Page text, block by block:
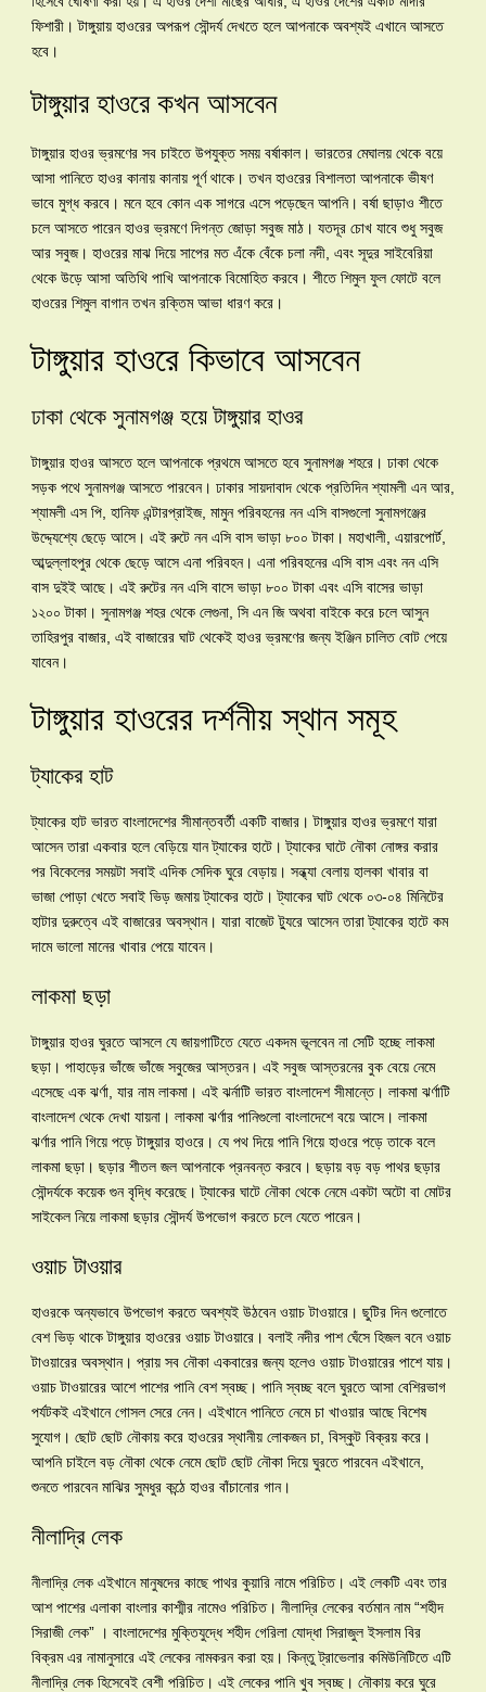
ফিশারী। টাঙ্গুয়ায় হাওরের অপরূপ সৌন্দর্য দেখতে হলে আপনাকে অবশ্যই এখানে আসতে
হবে।
টাঙ্গুয়ার হাওরে কখন আসবেন
টাঙ্গুয়ার হাওর ভ্রমণের সব চাইতে উপযুক্ত সময় বর্ষাকাল। ভারতের মেঘালয় থেকে বয়ে
আসা পানিতে হাওর কানায় কানায় পূর্ণ থাকে। তখন হাওরের বিশালতা আপনাকে ভীষণ
ভাবে মুগ্ধ করবে। মনে হবে কোন এক সাগরে এসে পড়েছেন আপনি। বর্ষা ছাড়াও শীতে
চলে আসতে পারেন হাওর ভ্রমণে দিগন্ত জোড়া সবুজ মাঠ। যতদূর চোখ যাবে শুধু সবুজ
আর সবুজ। হাওরের মাঝ দিয়ে সাপের মত এঁকে বেঁকে চলা নদী, এবং সূদুর সাইবেরিয়া
থেকে উড়ে আসা অতিথি পাখি আপনাকে বিমোহিত করবে। শীতে শিমুল ফুল ফোটে বলে
হাওরের শিমুল বাগান তখন রক্তিম আভা ধারণ করে।
টাঙ্গুয়ার হাওরে কিভাবে আসবেন
ঢাকা থেকে সুনামগঞ্জ হয়ে টাঙ্গুয়ার হাওর
টাঙ্গুয়ার হাওর আসতে হলে আপনাকে প্রথমে আসতে হবে সুনামগঞ্জ শহরে। ঢাকা থেকে
সড়ক পথে সুনামগঞ্জ আসতে পারবেন। ঢাকার সায়দাবাদ থেকে প্রতিদিন শ্যামলী এন আর,
শ্যামলী এস পি, হানিফ এন্টারপ্রাইজ, মামুন পরিবহনের নন এসি বাসগুলো সুনামগঞ্জের
উদ্দ্যেশ্যে ছেড়ে আসে। এই রুটে নন এসি বাস ভাড়া ৮০০ টাকা। মহাখালী, এয়ারপোর্ট,
আব্দুল্লাহপুর থেকে ছেড়ে আসে এনা পরিবহন। এনা পরিবহনের এসি বাস এবং নন এসি
বাস দুইই আছে। এই রুটের নন এসি বাসে ভাড়া ৮০০ টাকা এবং এসি বাসের ভাড়া
১২০০ টাকা। সুনামগঞ্জ শহর থেকে লেগুনা, সি এন জি অথবা বাইকে করে চলে আসুন
তাহিরপুর বাজার, এই বাজারের ঘাট থেকেই হাওর ভ্রমণের জন্য ইঞ্জিন চালিত বোট পেয়ে
যাবেন।
টাঙ্গুয়ার হাওরের দর্শনীয় স্থান সমূহ
ট্যাকের হাট
ট্যাকের হাট ভারত বাংলাদেশের সীমান্তবর্তী একটি বাজার। টাঙ্গুয়ার হাওর ভ্রমণে যারা
আসেন তারা একবার হলে বেড়িয়ে যান ট্যাকের হাটে। ট্যাকের ঘাটে নৌকা নোঙ্গর করার
পর বিকেলের সময়টা সবাই এদিক সেদিক ঘুরে বেড়ায়। সন্ধ্যা বেলায় হালকা খাবার বা
ভাজা পোড়া খেতে সবাই ভিড় জমায় ট্যাকের হাটে। ট্যাকের ঘাট থেকে ০৩-০৪ মিনিটের
হাটার দুরুত্বে এই বাজারের অবস্থান। যারা বাজেট ট্যুরে আসেন তারা ট্যাকের হাটে কম
দামে ভালো মানের খাবার পেয়ে যাবেন।
লাকমা ছড়া
টাঙ্গুয়ার হাওর ঘুরতে আসলে যে জায়গাটিতে যেতে একদম ভূলবেন না সেটি হচ্ছে লাকমা
ছড়া। পাহাড়ের ভাঁজে ভাঁজে সবুজের আস্তরন। এই সবুজ আস্তরনের বুক বেয়ে নেমে
এসেছে এক ঝর্ণা, যার নাম লাকমা। এই ঝর্নাটি ভারত বাংলাদেশ সীমান্তে। লাকমা ঝর্ণাটি
বাংলাদেশ থেকে দেখা যায়না। লাকমা ঝর্ণার পানিগুলো বাংলাদেশে বয়ে আসে। লাকমা
ঝর্ণার পানি গিয়ে পড়ে টাঙ্গুয়ার হাওরে। যে পথ দিয়ে পানি গিয়ে হাওরে পড়ে তাকে বলে
লাকমা ছড়া। ছড়ার শীতল জল আপনাকে প্রনবন্ত করবে। ছড়ায় বড় বড় পাথর ছড়ার
সৌন্দর্যকে কয়েক গুন বৃদ্ধি করেছে। ট্যাকের ঘাটে নৌকা থেকে নেমে একটা অটো বা মোটর
সাইকেল নিয়ে লাকমা ছড়ার সৌন্দর্য উপভোগ করতে চলে যেতে পারেন।
ওয়াচ টাওয়ার
হাওরকে অন্যভাবে উপভোগ করতে অবশ্যই উঠবেন ওয়াচ টাওয়ারে। ছুটির দিন গুলোতে
বেশ ভিড় থাকে টাঙ্গুয়ার হাওরের ওয়াচ টাওয়ারে। বলাই নদীর পাশ ঘেঁসে হিজল বনে ওয়াচ
টাওয়ারের অবস্থান। প্রায় সব নৌকা একবারের জন্য হলেও ওয়াচ টাওয়ারের পাশে যায়।
ওয়াচ টাওয়ারের আশে পাশের পানি বেশ স্বচ্ছ। পানি স্বচ্ছ বলে ঘুরতে আসা বেশিরভাগ
পর্যটকই এইখানে গোসল সেরে নেন। এইখানে পানিতে নেমে চা খাওয়ার আছে বিশেষ
সুযোগ। ছোট ছোট নৌকায় করে হাওরের স্থানীয় লোকজন চা, বিস্কুট বিক্রয় করে।
আপনি চাইলে বড় নৌকা থেকে নেমে ছোট ছোট নৌকা দিয়ে ঘুরতে পারবেন এইখানে,
শুনতে পারবেন মাঝির সুমধুর কন্ঠে হাওর বাঁচানোর গান।
নীলাদ্রি লেক
নীলাদ্রি লেক এইখানে মানুষদের কাছে পাথর কুয়ারি নামে পরিচিত। এই লেকটি এবং তার
আশ পাশের এলাকা বাংলার কাশ্মীর নামেও পরিচিত। নীলাদ্রি লেকের বর্তমান নাম “শহীদ
সিরাজী লেক” । বাংলাদেশের মুক্তিযুদ্ধে শহীদ গেরিলা যোদ্ধা সিরাজুল ইসলাম বির
বিক্রম এর নামানুসারে এই লেকের নামকরন করা হয়। কিন্তু ট্রাভেলার কমিউনিটিতে এটি
নীলাদ্রি লেক হিসেবেই বেশী পরিচিত। এই লেকের পানি খুব স্বচ্ছ। নৌকায় করে ঘুরে